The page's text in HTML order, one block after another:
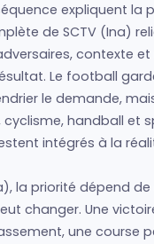
expliquent la
de SCTV (Ina)
contexte
Le football
le demande,
cyclisme, handball et
intégrés à la
la priorité dépend
changer. Une
une course